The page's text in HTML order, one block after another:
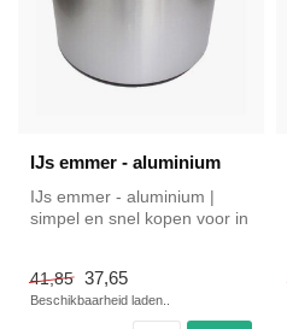
IJs emmer - aluminium
IJs emmer - aluminium |
simpel en snel kopen voor in
41,85 37,65
Beschikbaarheid laden..